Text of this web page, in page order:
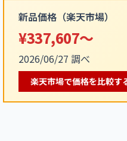
新品価格（楽天市場）
¥337,607～
2026/06/27 調べ
楽天市場で価格を比較す